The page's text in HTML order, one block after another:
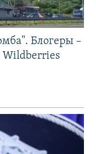
Блогеры –
Wildberries